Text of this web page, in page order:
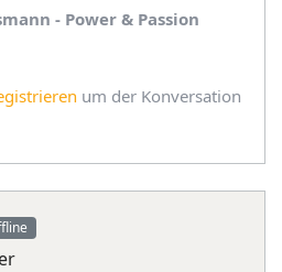
- Power & Passion
um der Konversation